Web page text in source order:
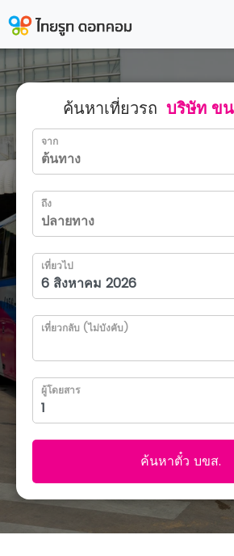
ค้นหาเที่ยวรถ บริษัท ข
จาก
ถึง
เที่ยวไป
เที่ยวกลับ (ไม่บังคับ)
ผู้โดยสาร
ค้นหาตั๋ว บขส.